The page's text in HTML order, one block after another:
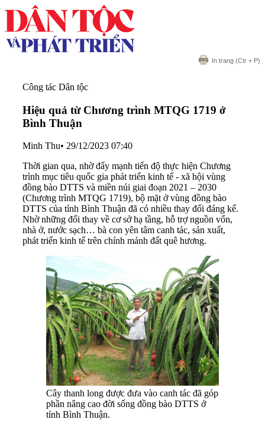
In trang (Ctr + P)
Công tác Dân tộc
Hiệu quả từ Chương trình MTQG 1719 ở
Bình Thuận
Minh Thu• 29/12/2023 07:40
Thời gian qua, nhờ đẩy mạnh tiến độ thực hiện Chương
trình mục tiêu quốc gia phát triển kinh tế - xã hội vùng
đồng bào DTTS và miền núi giai đoạn 2021 – 2030
(Chương trình MTQG 1719), bộ mặt ở vùng đồng bào
DTTS của tỉnh Bình Thuận đã có nhiều thay đổi đáng kể.
Nhờ những đổi thay về cơ sở hạ tầng, hỗ trợ nguồn vốn,
nhà ở, nước sạch… bà con yên tâm canh tác, sản xuất,
phát triển kinh tế trên chính mảnh đất quê hương.
Cây thanh long được đưa vào canh tác đã góp
phần nâng cao đời sống đồng bào DTTS ở
tỉnh Bình Thuận.